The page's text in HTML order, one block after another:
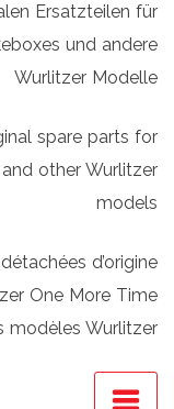
Ersatzteilen für
und andere
Wurlitzer Modelle
spare parts for
other Wurlitzer
models
d’origine
One More Time
modèles Wurlitzer